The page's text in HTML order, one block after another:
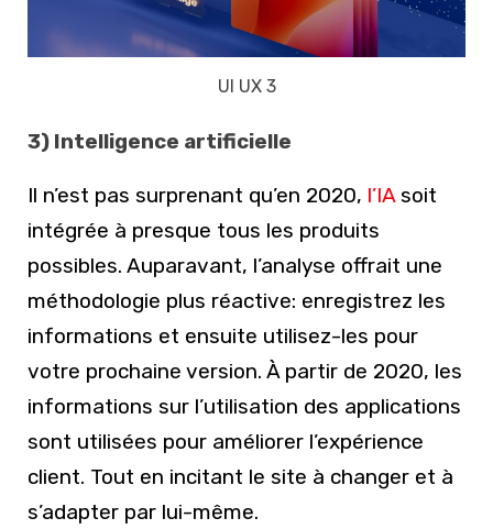
UI UX 3
3) Intelligence artificielle
Il n’est pas surprenant qu’en 2020, l’IA soit
intégrée à presque tous les produits
possibles. Auparavant, l’analyse offrait une
méthodologie plus réactive: enregistrez les
informations et ensuite utilisez-les pour
votre prochaine version. À partir de 2020, les
informations sur l’utilisation des applications
sont utilisées pour améliorer l’expérience
client. Tout en incitant le site à changer et à
s’adapter par lui-même.